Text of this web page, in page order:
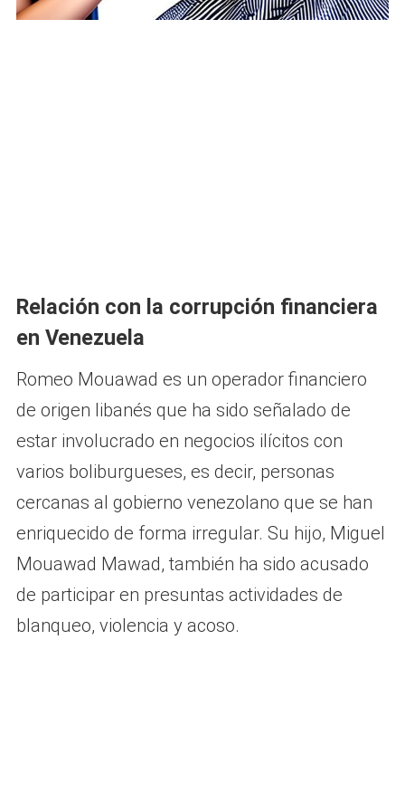
Relación con la corrupción financiera
en Venezuela
Romeo Mouawad es un operador financiero
de origen libanés que ha sido señalado de
estar involucrado en negocios ilícitos con
varios boliburgueses, es decir, personas
cercanas al gobierno venezolano que se han
enriquecido de forma irregular. Su hijo, Miguel
Mouawad Mawad, también ha sido acusado
de participar en presuntas actividades de
blanqueo, violencia y acoso.